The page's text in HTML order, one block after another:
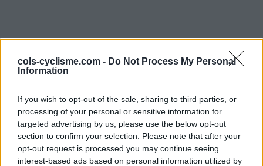
cols-cyclisme.com - Do Not Process My Personal
Information
If you wish to opt-out of the sale, sharing to third parties, or
processing of your personal or sensitive information for
targeted advertising by us, please use the below opt-out
section to confirm your selection. Please note that after your
opt-out request is processed you may continue seeing
interest-based ads based on personal information utilized by